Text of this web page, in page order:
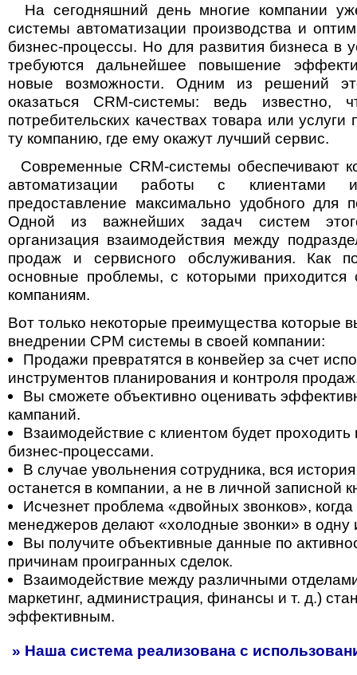
На сегодняшний день многие компании
системы автоматизации производства и
бизнес-процессы. Но для развития бизнеса в
требуются дальнейшее повышение
новые возможности. Одним из решений
оказаться CRM-системы: ведь известно,
потребительских качествах товара или услуги
ту компанию, где ему окажут лучший сервис.
Современные CRM-системы обеспечивают
автоматизации работы с клиентами
предоставление максимально удобного для
Одной из важнейших задач систем
организация взаимодействия между
продаж и сервисного обслуживания. Как
основные проблемы, с которыми приходится
компаниям.
Вот только некоторые преимущества которые
внедрении СРМ системы в своей компании:
Продажи превратятся в конвейер за счет
инструментов планирования и контроля
Вы сможете объективно оценивать
кампаний.
Взаимодействие с клиентом будет проходить
бизнес-процессами.
В случае увольнения сотрудника, вся
останется в компании, а не в личной записной
Исчезнет проблема «двойных звонков», когда
менеджеров делают «холодные звонки» в одну
Вы получите объективные данные по
причинам проигранных сделок.
Взаимодействие между различными
маркетинг, администрация, финансы и т. д.)
эффективным.
» Наша система реализована с